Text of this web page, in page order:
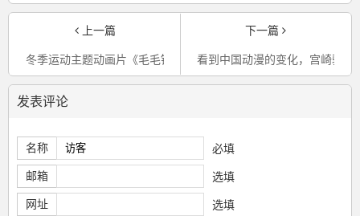
上一篇
冬季运动主题动画片《毛毛镇之冰雪加油队》全网上线热播
下一篇
看到中国动漫的变化，宫崎骏也
发表评论
名称 必填
邮箱 选填
网址 选填